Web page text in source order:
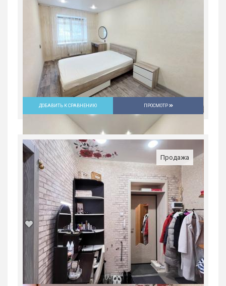
3 990 000 руб.
9/9 57.5 м
Продажа, жилая, ул. каспийская,3,
1560000 руб.
ДОБАВИТЬ К СРАВНЕНИЮ ПРОСМОТР
Продажа